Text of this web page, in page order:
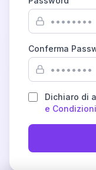
Conferma
Dichiaro di
e Condizioni